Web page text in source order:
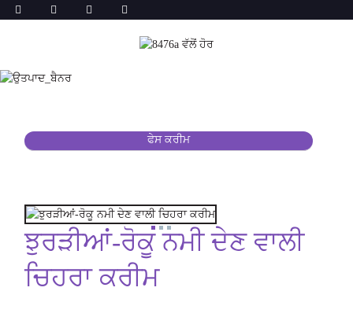
ਫੇਸ ਕਰੀਮ
ਝੁਰੜੀਆਂ-ਰੋਕੂ ਨਮੀ ਦੇਣ ਵਾਲੀ
ਚਿਹਰਾ ਕਰੀਮ